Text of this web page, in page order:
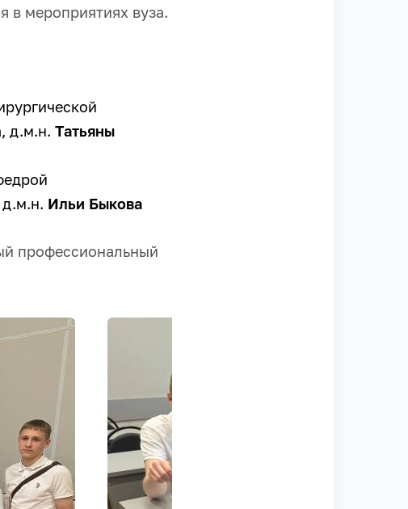
в мероприятиях вуза.
д.м.н. Татьяны
Ильи Быкова
профессиональный